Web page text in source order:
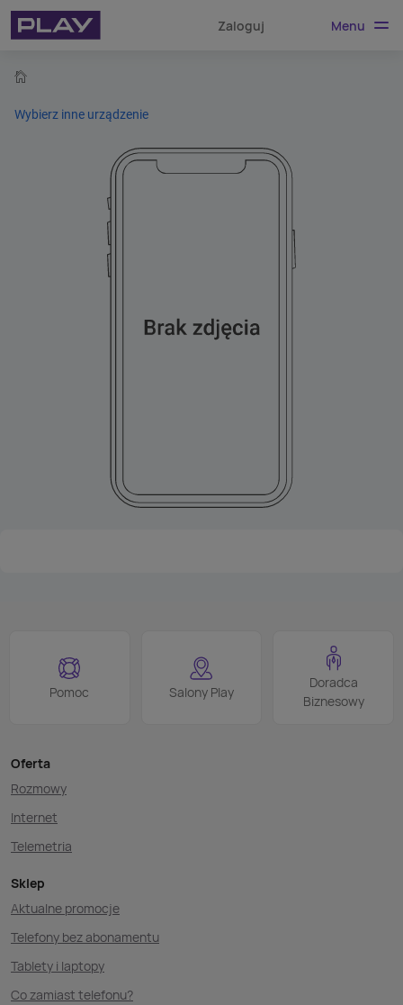
Zaloguj Menu
Wybierz inne urządzenie
Pomoc Salony Play
Doradca
Biznesowy
Oferta
Rozmowy
Internet
Telemetria
Sklep
Aktualne promocje
Telefony bez abonamentu
Tablety i laptopy
Co zamiast telefonu?